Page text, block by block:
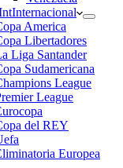
Internacional
America
Libertadores
Liga Santander
Sudamericana
League
League
del REY
Europea